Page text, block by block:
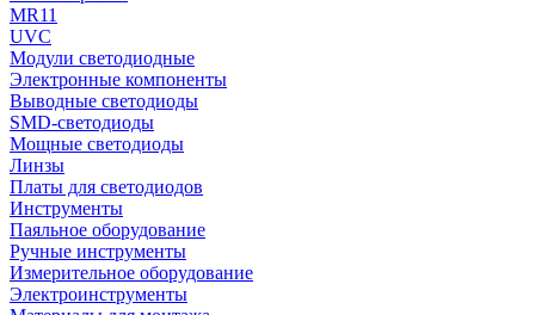
MR11
UVC
Модули светодиодные
Электронные компоненты
Выводные светодиоды
SMD-светодиоды
Мощные светодиоды
Линзы
Платы для светодиодов
Инструменты
Паяльное оборудование
Ручные инструменты
Измерительное оборудование
Электроинструменты